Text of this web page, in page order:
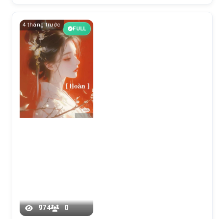
4 tháng trước
FULL
974 0